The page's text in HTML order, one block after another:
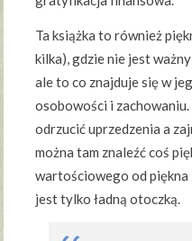
Ta książka to również
kilka), gdzie nie jest
ale to co znajduje się w
osobowości i
odrzucić uprzedzenia a
można tam znaleźć coś
wartościowego od
jest tylko ładną otoczką.